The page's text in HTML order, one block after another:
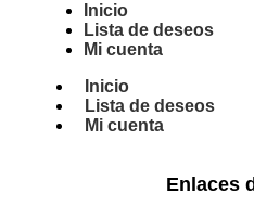
Inicio
Lista de deseos
Mi cuenta
Inicio
Lista de deseos
Mi cuenta
Enlaces